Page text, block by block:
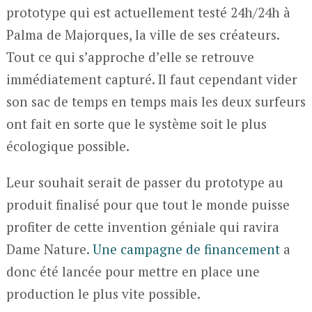
prototype qui est actuellement testé 24h/24h à
Palma de Majorques, la ville de ses créateurs.
Tout ce qui s’approche d’elle se retrouve
immédiatement capturé. Il faut cependant vider
son sac de temps en temps mais les deux surfeurs
ont fait en sorte que le système soit le plus
écologique possible.
Leur souhait serait de passer du prototype au
produit finalisé pour que tout le monde puisse
profiter de cette invention géniale qui ravira
Dame Nature. Une campagne de financementa
donc été lancée pour mettre en place une
production le plus vite possible.